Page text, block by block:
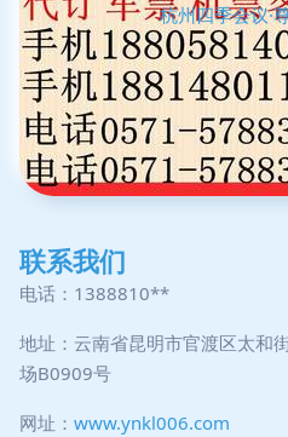
杭州四季会议·
联系我们
电话：1388810**
地址：云南省昆明市官渡区太和
场B0909号
网址： www.ynkl006.com